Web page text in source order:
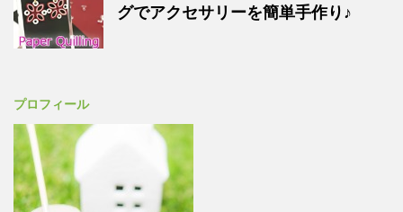
グでアクセサリーを簡単手作り♪
プロフィール